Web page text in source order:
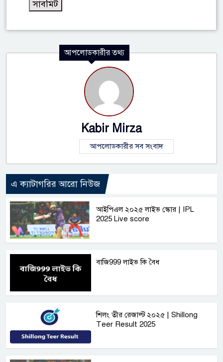
আপলোডকারীর তথ্য
Kabir Mirza
আপলোডকারীর সব সংবাদ
এ ক্যাটাগরির আরো নিউজ
আইপিএল ২০২৫ লাইভ স্কোর | IPL
2025 Live score
বাজি999 লাইভ কি বৈধ
শিলং তীর রেজাল্ট ২০২৫ | Shillong
Teer Result 2025